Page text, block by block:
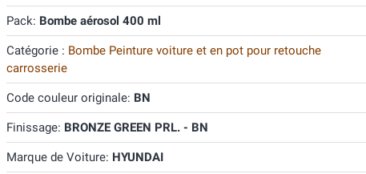
Pack: Bombe aérosol 400 ml
Catégorie : Bombe Peinture voiture et en pot pour retouche
carrosserie
Code couleur originale: BN
Finissage: BRONZE GREEN PRL. - BN
Marque de Voiture: HYUNDAI